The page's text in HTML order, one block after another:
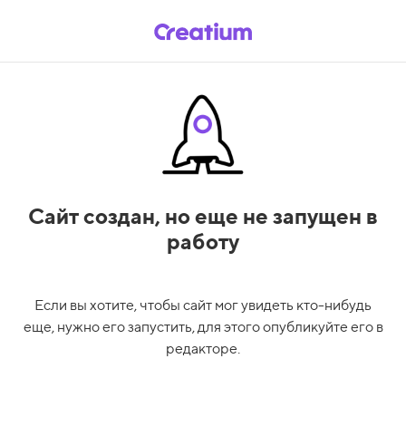
Сайт создан, но еще не запущен в
работу
Если вы хотите, чтобы сайт мог увидеть кто-нибудь
еще, нужно его запустить, для этого опубликуйте его в
редакторе.